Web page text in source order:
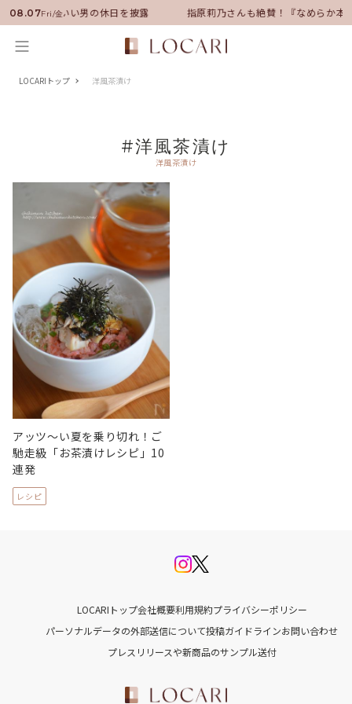
08.07Fri/金
ーに就任！いい男の休日を披露 指原莉乃さんも絶賛！『なめらか本
LOCARIトップ 洋風茶漬け
#洋風茶漬け
洋風茶漬け
アッツ～い夏を乗り切れ！ご
馳走級「お茶漬けレシピ」10
連発
レシピ
LOCARIトップ会社概要利用規約プライバシーポリシー
パーソナルデータの外部送信について投稿ガイドラインお問い合わせ
プレスリリースや新商品のサンプル送付